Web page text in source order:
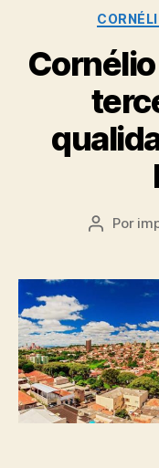
Autor
Por